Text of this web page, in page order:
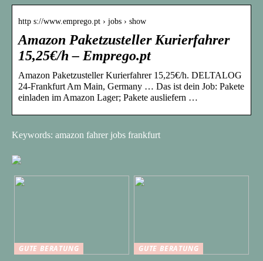
http s://www.emprego.pt › jobs › show
Amazon Paketzusteller Kurierfahrer
15,25€/h – Emprego.pt
Amazon Paketzusteller Kurierfahrer 15,25€/h. DELTALOG
24-Frankfurt Am Main, Germany … Das ist dein Job: Pakete
einladen im Amazon Lager; Pakete ausliefern …
Keywords: amazon fahrer jobs frankfurt
GUTE BERATUNG
GUTE BERATUNG